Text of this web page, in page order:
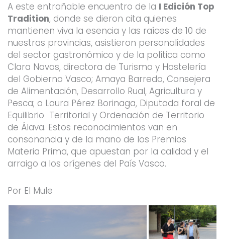
A este entrañable encuentro de la I Edición Top
Tradition, donde se dieron cita quienes
mantienen viva la esencia y las raíces de 10 de
nuestras provincias, asistieron personalidades
del sector gastronómico y de la política como
Clara Navas, directora de Turismo y Hostelería
del Gobierno Vasco; Amaya Barredo, Consejera
de Alimentación, Desarrollo Rual, Agricultura y
Pesca; o Laura Pérez Borinaga, Diputada foral de
Equilibrio Territorial y Ordenación de Territorio
de Álava. Estos reconocimientos van en
consonancia y de la mano de los Premios
Materia Prima, que apuestan por la calidad y el
arraigo a los orígenes del País Vasco.
Por El Mule